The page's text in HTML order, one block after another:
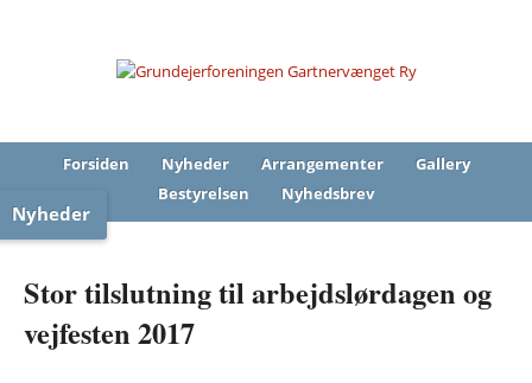
Forsiden Nyheder Arrangementer
Gallery
Bestyrelsen
Nyhedsbrev
Nyheder
Stor tilslutning til arbejdslørdagen og
vejfesten 2017